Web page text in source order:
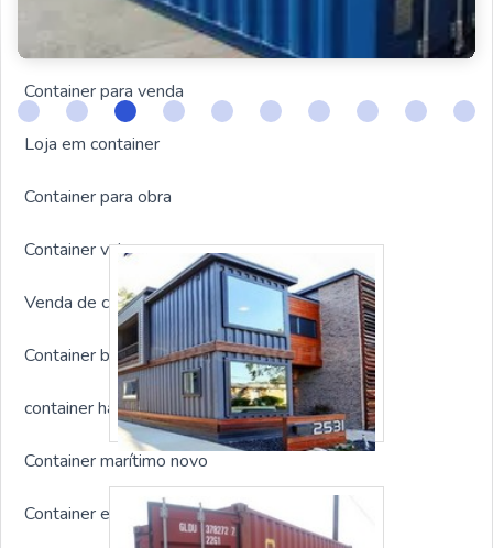
Container refrigerado
Container para venda
Loja em container
Container para obra
Container valor
Venda de container usado
Container banheiro
container habitável
Container marítimo novo
Container escritório com banheiro